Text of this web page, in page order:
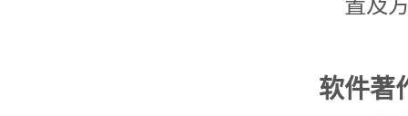
置及
软件著